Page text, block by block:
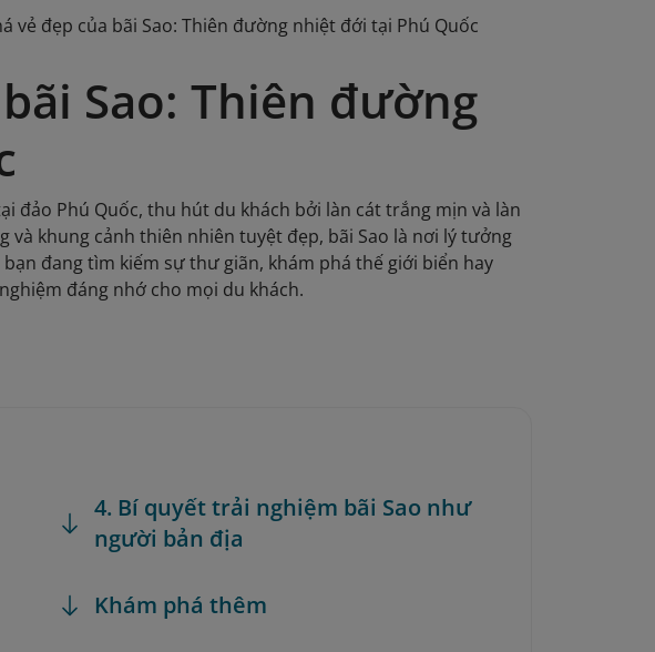
vẻ đẹp của bãi Sao: Thiên đường nhiệt đới tại Phú Quốc
Sao: Thiên đường
đảo Phú Quốc, thu hút du khách bởi làn cát trắng mịn và làn
khung cảnh thiên nhiên tuyệt đẹp, bãi Sao là nơi lý tưởng
đang tìm kiếm sự thư giãn, khám phá thế giới biển hay
đáng nhớ cho mọi du khách.
4. Bí quyết trải nghiệm bãi Sao như
người bản địa
Khám phá thêm